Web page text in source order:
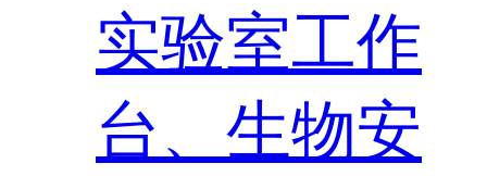
实验室工作
台、生物安